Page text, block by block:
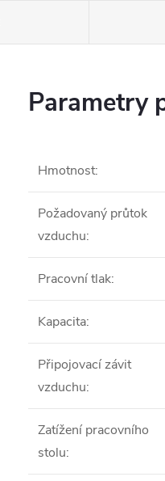
Parametry
Hmotnost:
Požadovaný průtok
vzduchu:
Pracovní tlak:
Kapacita:
Připojovací závit
vzduchu:
Zatížení pracovního
stolu: